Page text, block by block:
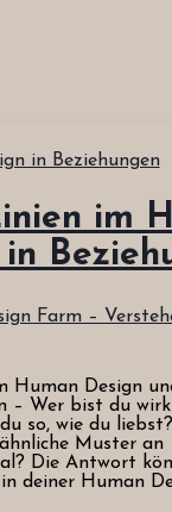
im
Farm –
Human Design
– Wer bist du
so, wie du
Muster an
Die Antwort
deiner Human